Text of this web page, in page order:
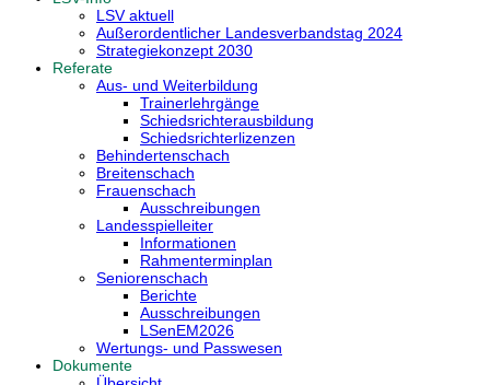
LSV aktuell
Außerordentlicher Landesverbandstag 2024
Strategiekonzept 2030
Referate
Aus- und Weiterbildung
Trainerlehrgänge
Schiedsrichterausbildung
Schiedsrichterlizenzen
Behindertenschach
Breitenschach
Frauenschach
Ausschreibungen
Landesspielleiter
Informationen
Rahmenterminplan
Seniorenschach
Berichte
Ausschreibungen
LSenEM2026
Wertungs- und Passwesen
Dokumente